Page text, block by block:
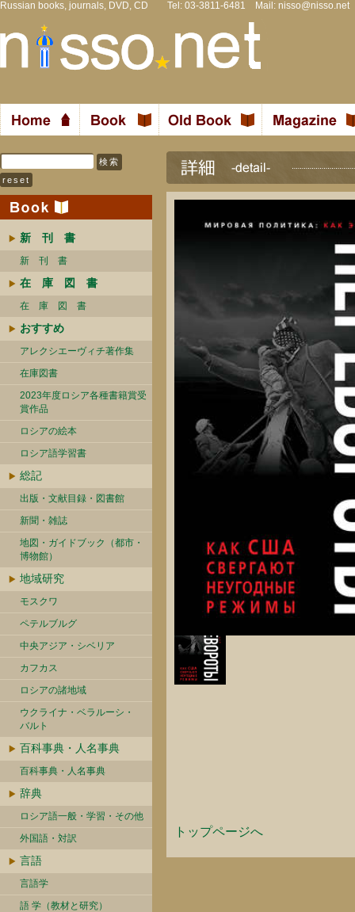
Russian books, journals, DVD, CD Tel: 03-3811-6481 Mail: nisso@nisso.net
新 刊 書
新 刊 書
在 庫 図 書
在 庫 図 書
おすすめ
アレクシエーヴィチ著作集
在庫図書
2023年度ロシア各種書籍賞受
賞作品
ロシアの絵本
ロシア語学習書
総記
出版・文献目録・図書館
新聞・雑誌
地図・ガイドブック（都市・
博物館）
地域研究
モスクワ
ペテルブルグ
中央アジア・シベリア
カフカス
ロシアの諸地域
ウクライナ・ベラルーシ・
バルト
百科事典・人名事典
百科事典・人名事典
辞典
ロシア語一般・学習・その他
外国語・対訳
言語
言語学
語 学（教材と研究）
トップページへ